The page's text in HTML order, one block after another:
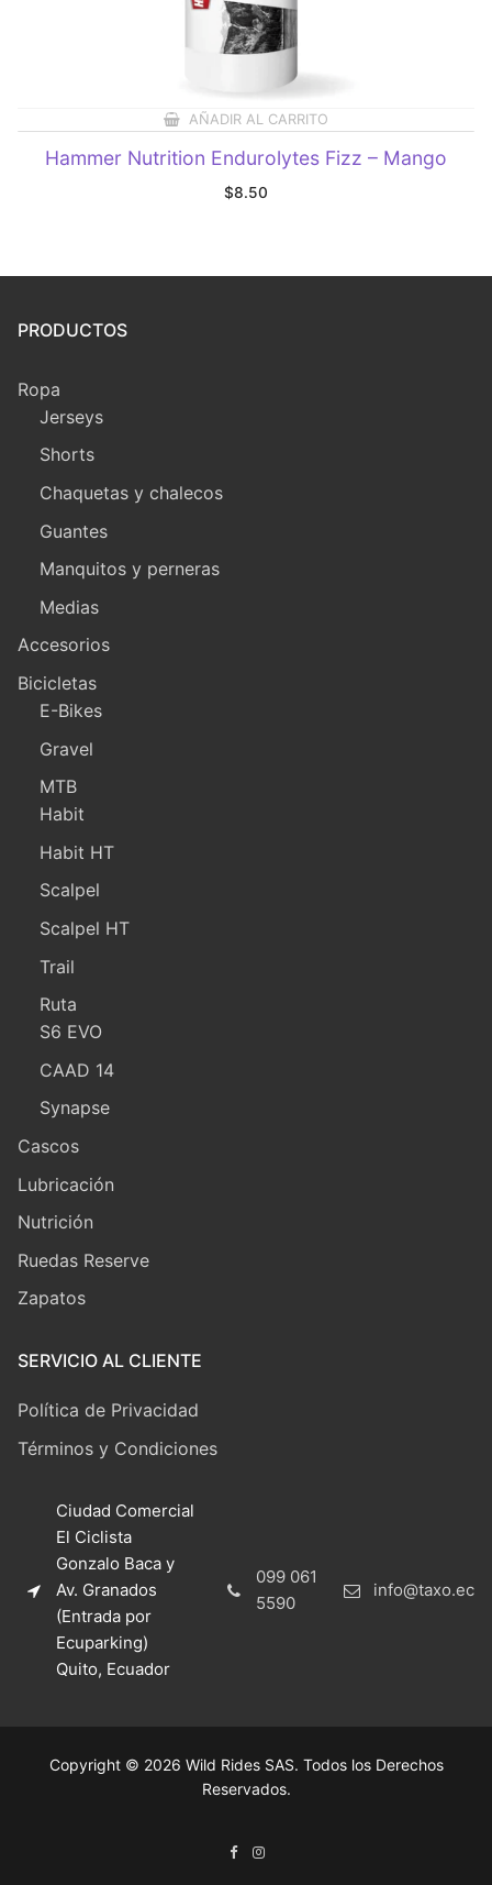
AÑADIR AL CARRITO
Hammer Nutrition Endurolytes Fizz – Mango
$8.50
PRODUCTOS
Ropa
Jerseys
Shorts
Chaquetas y chalecos
Guantes
Manquitos y perneras
Medias
Accesorios
Bicicletas
E-Bikes
Gravel
MTB
Habit
Habit HT
Scalpel
Scalpel HT
Trail
Ruta
S6 EVO
CAAD 14
Synapse
Cascos
Lubricación
Nutrición
Ruedas Reserve
Zapatos
SERVICIO AL CLIENTE
Política de Privacidad
Términos y Condiciones
Ciudad Comercial
El Ciclista
Gonzalo Baca y
Av. Granados
(Entrada por
Ecuparking)
Quito, Ecuador
099 061
5590
info@taxo.ec
Copyright © 2026 Wild Rides SAS. Todos los Derechos
Reservados.